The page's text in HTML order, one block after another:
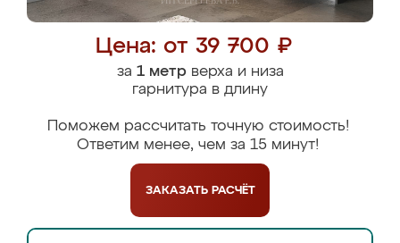
Цена: от 39 700 ₽
за 1 метрверха и низа
гарнитура в длину
Поможем рассчитать точную стоимость!
Ответим менее, чем за 15 минут!
ЗАКАЗАТЬ РАСЧЁТ